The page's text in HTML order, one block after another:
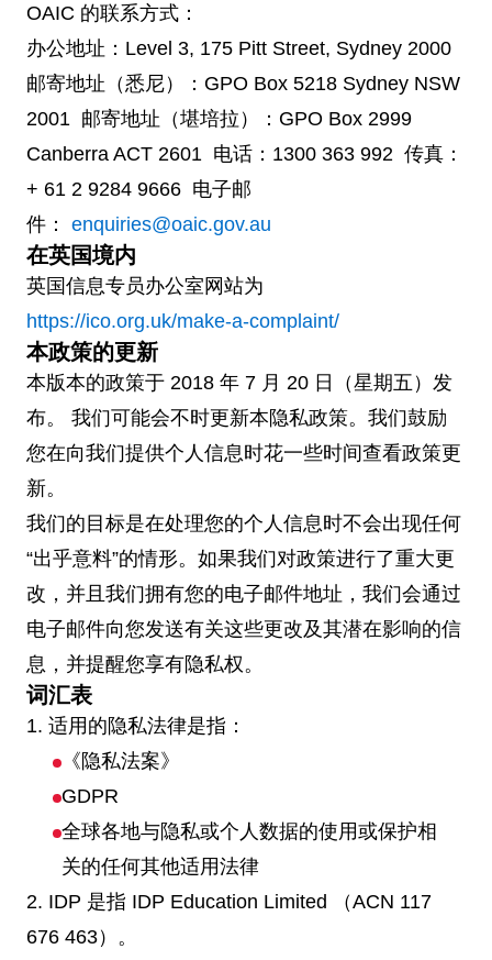
OAIC 的联系方式：
办公地址：Level 3, 175 Pitt Street, Sydney 2000
邮寄地址（悉尼）：GPO Box 5218 Sydney NSW
2001 邮寄地址（堪培拉）：GPO Box 2999
Canberra ACT 2601 电话：1300 363 992 传真：
+ 61 2 9284 9666 电子邮
件： enquiries@oaic.gov.au
在英国境内
英国信息专员办公室网站为
https://ico.org.uk/make-a-complaint/
本政策的更新
本版本的政策于 2018 年 7 月 20 日（星期五）发
布。 我们可能会不时更新本隐私政策。我们鼓励
您在向我们提供个人信息时花一些时间查看政策更
新。
我们的目标是在处理您的个人信息时不会出现任何
“出乎意料”的情形。如果我们对政策进行了重大更
改，并且我们拥有您的电子邮件地址，我们会通过
电子邮件向您发送有关这些更改及其潜在影响的信
息，并提醒您享有隐私权。
词汇表
1. 适用的隐私法律是指：
《隐私法案》
GDPR
全球各地与隐私或个人数据的使用或保护相
关的任何其他适用法律
2. IDP 是指 IDP Education Limited （ACN 117
676 463）。